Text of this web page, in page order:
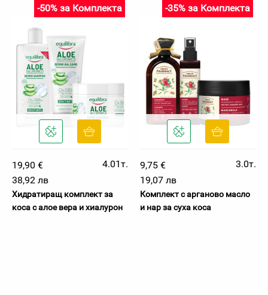
-50% за Комплекта
19,90 €
4.01т.
38,92 лв
Хидратиращ комплект за
коса с алое вера и хиалурон
-35% за Комплекта
9,75 €
3.0т.
19,07 лв
Комплект с арганово масло
и нар за суха коса